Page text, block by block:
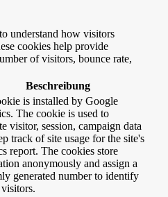
understand how visitors
cookies help provide
of visitors, bounce rate,
Beschreibung
is installed by Google
The cookie is used to
visitor, session, campaign data
track of site usage for the site's
report. The cookies store
anonymously and assign a
generated number to identify